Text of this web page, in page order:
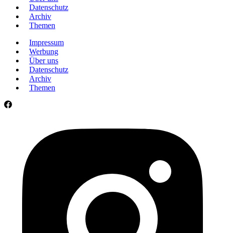
Datenschutz
Archiv
Themen
Impressum
Werbung
Über uns
Datenschutz
Archiv
Themen